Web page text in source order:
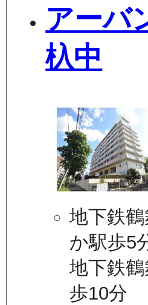
アーバ
杁中
地下鉄
か駅歩5
地下鉄
歩10分